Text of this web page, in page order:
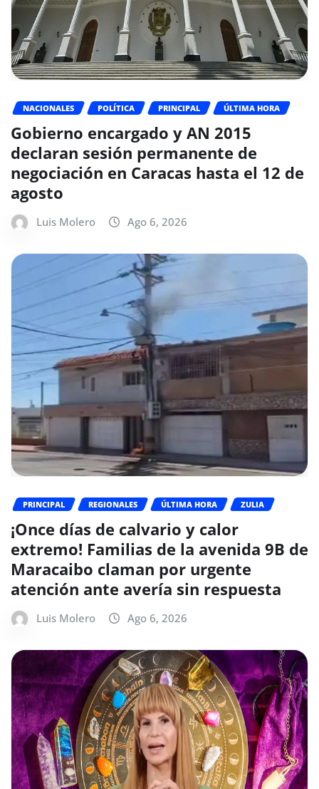
NACIONALES POLÍTICA PRINCIPAL ÚLTIMA HORA
Gobierno encargado y AN 2015
declaran sesión permanente de
negociación en Caracas hasta el 12 de
agosto
Luis Molero Ago 6, 2026
PRINCIPAL REGIONALES ÚLTIMA HORA ZULIA
¡Once días de calvario y calor
extremo! Familias de la avenida 9B de
Maracaibo claman por urgente
atención ante avería sin respuesta
Luis Molero Ago 6, 2026